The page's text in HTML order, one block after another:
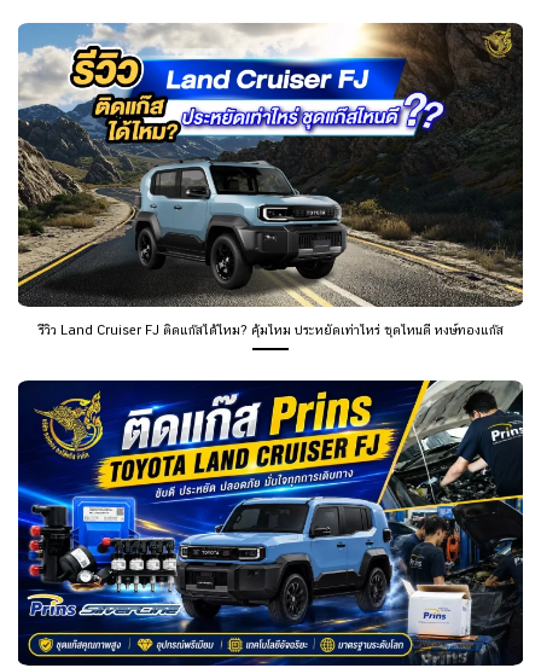
รีวิว Land Cruiser FJ ติดแก๊สได้ไหม? คุ้มไหม ประหยัดเท่าไหร่ ชุดไหนดี หงษ์ทองแก๊ส